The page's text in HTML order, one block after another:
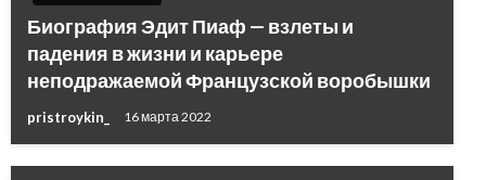
Биография Эдит Пиаф — взлеты и
падения в жизни и карьере
неподражаемой Французской воробышки
pristroykin_ 16 марта 2022